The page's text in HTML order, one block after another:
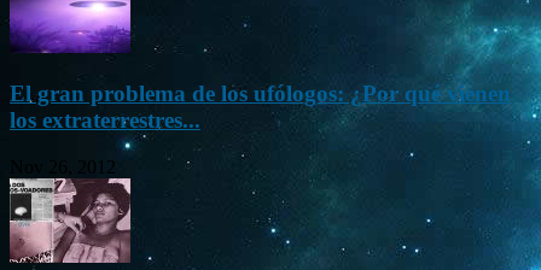
El gran problema de los ufólogos: ¿Por qué vienen
los extraterrestres...
Nov 26, 2012